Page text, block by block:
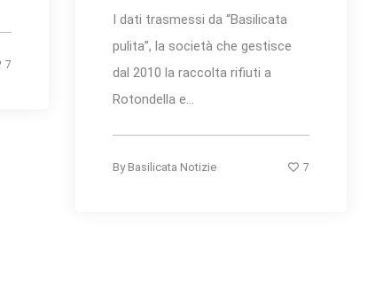
7
I dati trasmessi da “Basilicata
pulita”, la società che gestisce
dal 2010 la raccolta rifiuti a
Rotondella e...
By Basilicata Notizie 7